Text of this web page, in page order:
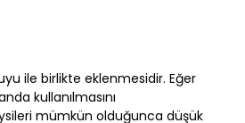
ile birlikte eklenmesidir. Eğer
kullanılmasını
mümkün olduğunca düşük